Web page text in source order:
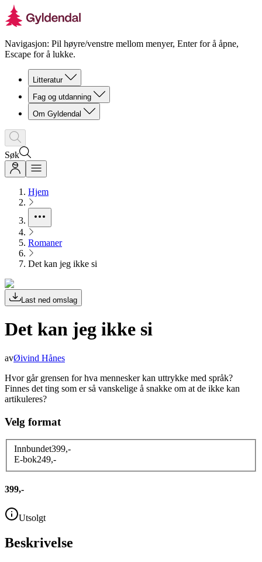
Navigasjon: Pil høyre/venstre mellom menyer, Enter for å åpne,
Escape for å lukke.
Litteratur
Fag og utdanning
Om Gyldendal
Søk
Hjem
Romaner
Det kan jeg ikke si
Last ned omslag
Det kan jeg ikke si
avØivind Hånes
Hvor går grensen for hva mennesker kan uttrykke med språk?
Finnes det ting som er så vanskelige å snakke om at de ikke kan
artikuleres?
Velg format
Innbundet399,-
E-bok249,-
399,-
Utsolgt
Beskrivelse